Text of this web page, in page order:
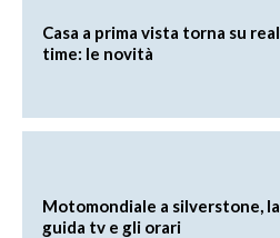
Casa a prima vista torna su real
time: le novità
Motomondiale a silverstone, la
guida tv e gli orari